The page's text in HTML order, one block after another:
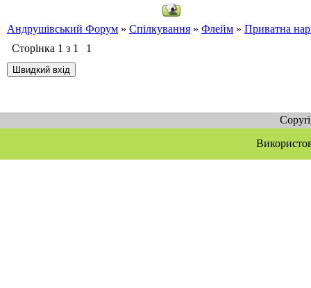
Андрушівський Форум » Спілкування » Флейм » Приватна
Сторінка 1 з 1 1